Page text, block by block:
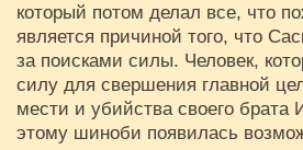
который потом делал все, что
является причиной того, что
за поисками силы. Человек,
силу для свершения главной
мести и убийства своего брата
этому шиноби появилась